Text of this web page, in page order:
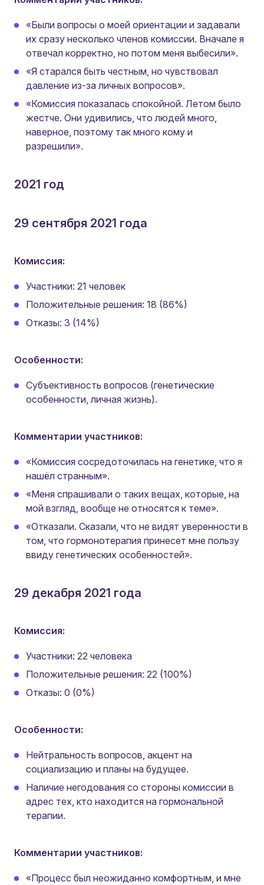
«Были вопросы о моей ориентации и задавали
их сразу несколько членов комиссии. Вначале я
отвечал корректно, но потом меня выбесили».
«Я старался быть честным, но чувствовал
давление из-за личных вопросов».
«Комиссия показалась спокойной. Летом было
жестче. Они удивились, что людей много,
наверное, поэтому так много кому и
разрешили».
2021 год
29 сентября 2021 года
Комиссия:
Участники: 21 человек
Положительные решения: 18 (86%)
Отказы: 3 (14%)
Особенности:
Субъективность вопросов (генетические
особенности, личная жизнь).
Комментарии участников:
«Комиссия сосредоточилась на генетике, что я
нашёл странным».
«Меня спрашивали о таких вещах, которые, на
мой взгляд, вообще не относятся к теме».
«Отказали. Сказали, что не видят уверенности в
том, что гормонотерапия принесет мне пользу
ввиду генетических особенностей».
29 декабря 2021 года
Комиссия:
Участники: 22 человека
Положительные решения: 22 (100%)
Отказы: 0 (0%)
Особенности:
Нейтральность вопросов, акцент на
социализацию и планы на будущее.
Наличие негодования со стороны комиссии в
адрес тех, кто находится на гормональной
терапии.
Комментарии участников:
«Процесс был неожиданно комфортным, и мне